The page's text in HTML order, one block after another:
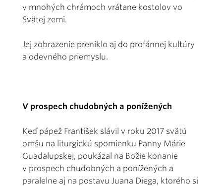
v mnohých chrámoch vrátane kostolov vo
Svätej zemi.
Jej zobrazenie preniklo aj do profánnej kultúry
a odevného priemyslu.
V prospech chudobných a ponížených
Keď pápež František slávil v roku 2017 svätú
omšu na liturgickú spomienku Panny Márie
Guadalupskej, poukázal na Božie konanie
v prospech chudobných a ponížených a
paralelne aj na postavu Juana Diega, ktorého si